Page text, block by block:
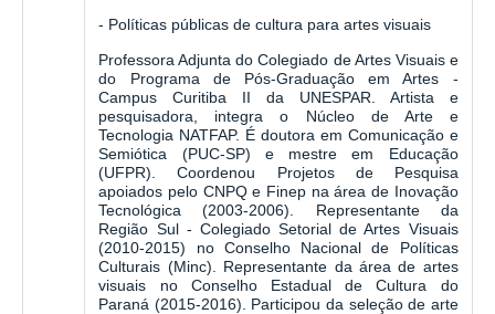
- Políticas públicas de cultura para artes visuais
Professora Adjunta do Colegiado de Artes Visuais e
do Programa de Pós-Graduação em Artes -
Campus Curitiba II da UNESPAR. Artista e
pesquisadora, integra o Núcleo de Arte e
Tecnologia NATFAP. É doutora em Comunicação e
Semiótica (PUC-SP) e mestre em Educação
(UFPR). Coordenou Projetos de Pesquisa
apoiados pelo CNPQ e Finep na área de Inovação
Tecnológica (2003-2006). Representante da
Região Sul - Colegiado Setorial de Artes Visuais
(2010-2015) no Conselho Nacional de Políticas
Culturais (Minc). Representante da área de artes
visuais no Conselho Estadual de Cultura do
Paraná (2015-2016). Participou da seleção de arte